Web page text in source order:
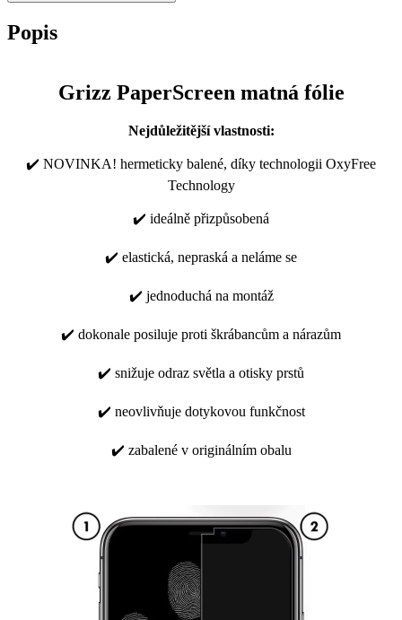
Popis
Grizz PaperScreen matná fólie
Nejdůležitější vlastnosti:
✔️ NOVINKA! hermeticky balené, díky technologii OxyFree
Technology
✔️ ideálně přizpůsobená
✔️ elastická, nepraská a neláme se
✔️ jednoduchá na montáž
✔️ dokonale posiluje proti škrábancům a nárazům
✔️ snižuje odraz světla a otisky prstů
✔️ neovlivňuje dotykovou funkčnost
✔️ zabalené v originálním obalu